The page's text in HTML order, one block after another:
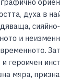
духа в
и
героичен
мяра,